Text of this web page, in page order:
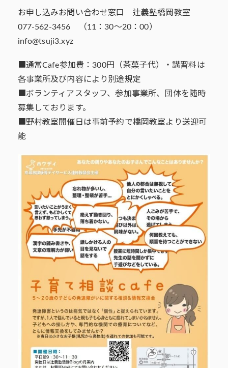
お申し込みお問い合わせ窓口 辻義塾橋岡教室
077-562-3456 （11：30～20：00）
info@tsuji3.xyz
■通常Cafe参加費：300円（茶菓子代）・講習料は
各事業所及び内容により別途規定
■ボランティアスタッフ、参加事業所、団体を随時
募集しております。
■野村教室開催日は事前予約で橋岡教室より送迎可
能